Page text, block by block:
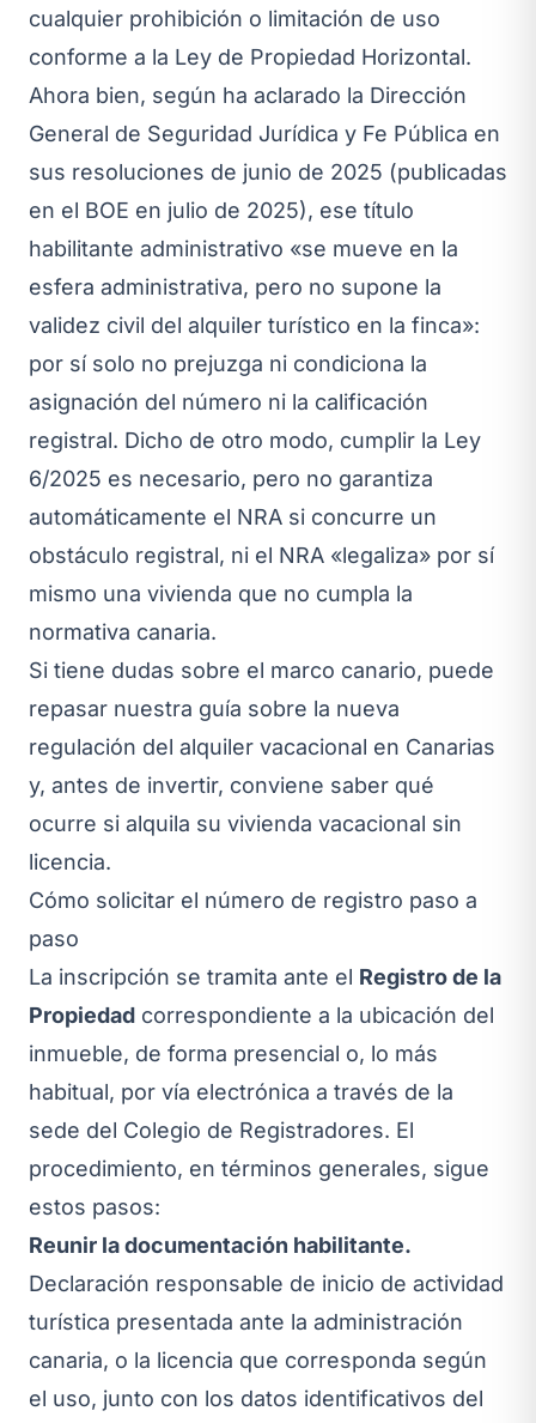
cualquier prohibición o limitación de uso
conforme a la Ley de Propiedad Horizontal.
Ahora bien, según ha aclarado la Dirección
General de Seguridad Jurídica y Fe Pública en
sus resoluciones de junio de 2025 (publicadas
en el BOE en julio de 2025), ese título
habilitante administrativo «se mueve en la
esfera administrativa, pero no supone la
validez civil del alquiler turístico en la finca»:
por sí solo no prejuzga ni condiciona la
asignación del número ni la calificación
registral. Dicho de otro modo, cumplir la Ley
6/2025 es necesario, pero no garantiza
automáticamente el NRA si concurre un
obstáculo registral, ni el NRA «legaliza» por sí
mismo una vivienda que no cumpla la
normativa canaria.
Si tiene dudas sobre el marco canario, puede
repasar nuestra guía sobre la nueva
regulación del alquiler vacacional en Canarias
y, antes de invertir, conviene saber qué
ocurre si alquila su vivienda vacacional sin
licencia.
Cómo solicitar el número de registro paso a
paso
La inscripción se tramita ante el Registro de la
Propiedad correspondiente a la ubicación del
inmueble, de forma presencial o, lo más
habitual, por vía electrónica a través de la
sede del Colegio de Registradores. El
procedimiento, en términos generales, sigue
estos pasos:
Reunir la documentación habilitante.
Declaración responsable de inicio de actividad
turística presentada ante la administración
canaria, o la licencia que corresponda según
el uso, junto con los datos identificativos del